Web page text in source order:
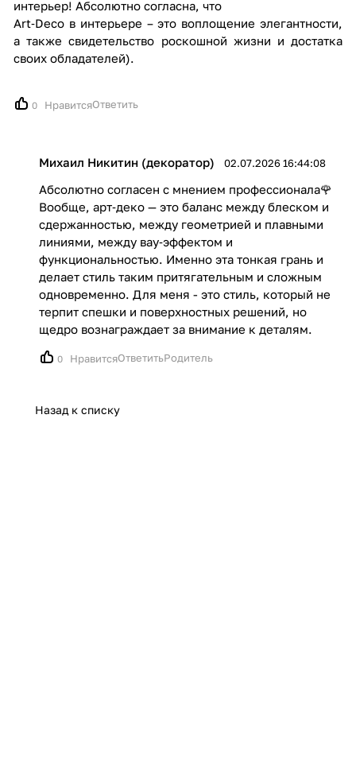
интерьер! Абсолютно согласна, что
Art‑Deco в интерьере – это воплощение элегантности,
а также свидетельство роскошной жизни и достатка
своих обладателей).
0 НравитсяОтветить
Михаил Никитин (декоратор) 02.07.2026 16:44:08
Абсолютно согласен с мнением профессионала🌹
Вообще, арт‑деко — это баланс между блеском и
сдержанностью, между геометрией и плавными
линиями, между вау‑эффектом и
функциональностью. Именно эта тонкая грань и
делает стиль таким притягательным и сложным
одновременно. Для меня - это стиль, который не
терпит спешки и поверхностных решений, но
щедро вознаграждает за внимание к деталям.
0 НравитсяОтветитьРодитель
Назад к списку